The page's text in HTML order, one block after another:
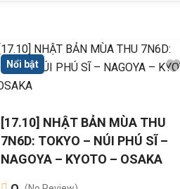
Nổi bật
[17.10] NHẬT BẢN MÙA THU
7N6D: TOKYO – NÚI PHÚ SĨ –
NAGOYA – KYOTO – OSAKA